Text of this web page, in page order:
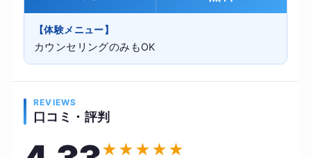
【体験メニュー】
カウンセリングのみもOK
REVIEWS
口コミ・評判
★★★★★